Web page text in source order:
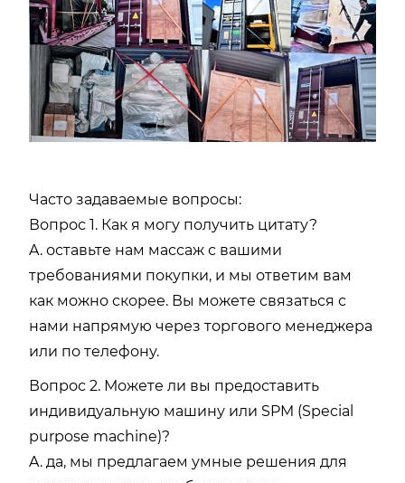
Часто задаваемые вопросы:
Вопрос 1. Как я могу получить цитату?
A. оставьте нам массаж с вашими
требованиями покупки, и мы ответим вам
как можно скорее. Вы можете связаться с
нами напрямую через торгового менеджера
или по телефону.
Вопрос 2. Можете ли вы предоставить
индивидуальную машину или SPM (Special
purpose machine)?
A. да, мы предлагаем умные решения для